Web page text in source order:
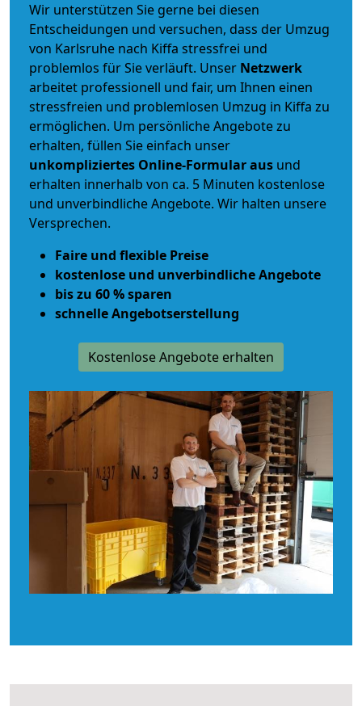
Wir unterstützen Sie gerne bei diesen
Entscheidungen und versuchen, dass der Umzug
von Karlsruhe nach Kiffa stressfrei und
problemlos für Sie verläuft. Unser Netzwerk
arbeitet professionell und fair, um Ihnen einen
stressfreien und problemlosen Umzug in Kiffa zu
ermöglichen. Um persönliche Angebote zu
erhalten, füllen Sie einfach unser
unkompliziertes Online-Formular aus und
erhalten innerhalb von ca. 5 Minuten kostenlose
und unverbindliche Angebote. Wir halten unsere
Versprechen.
Faire und flexible Preise
kostenlose und unverbindliche Angebote
bis zu 60 % sparen
schnelle Angebotserstellung
Kostenlose Angebote erhalten